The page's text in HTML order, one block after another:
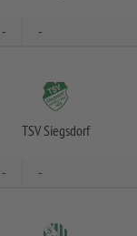
- -
TSV Siegsdorf
- -